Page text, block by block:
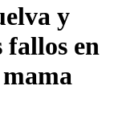
y
fallos en